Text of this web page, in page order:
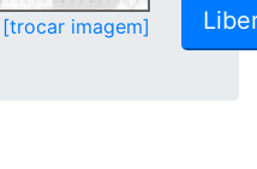
[trocar imagem]